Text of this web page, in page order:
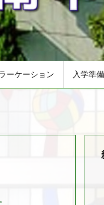
ーケーション 入学準備